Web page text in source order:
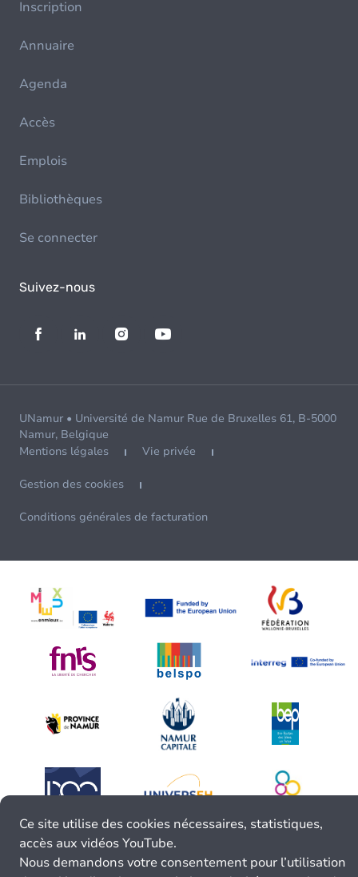
Inscription
Annuaire
Agenda
Accès
Emplois
Bibliothèques
Se connecter
Suivez-nous
UNamur • Université de Namur Rue de Bruxelles 61, B-5000
Namur, Belgique
Mentions légales
Vie privée
Gestion des cookies
Conditions générales de facturation
Ce site utilise des cookies nécessaires, statistiques,
accès aux vidéos YouTube.
Nous demandons votre consentement pour l’utilisation